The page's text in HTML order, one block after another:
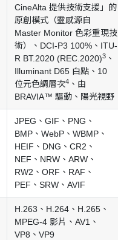
CineAlta 提供技術支援」的
原創模式（靈感源自
Master Monitor 色彩重現技
術）、DCI-P3 100%、ITU-
R BT.2020 (REC.2020)3 、
Illuminant D65 白點、10
位元色調層次4 、由
BRAVIA™ 驅動、陽光視野
JPEG、GIF、PNG、
BMP、WebP、WBMP、
HEIF、DNG、CR2、
NEF、NRW、ARW、
RW2、ORF、RAF、
PEF、SRW、AVIF
H.263、H.264、H.265、
MPEG-4 影片、AV1、
VP8、VP9